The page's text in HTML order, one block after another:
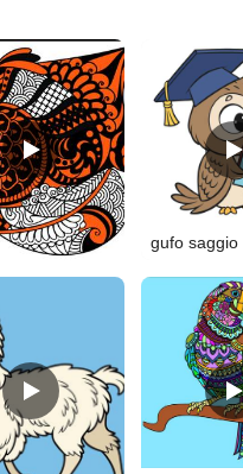
Fisch
gufo saggio